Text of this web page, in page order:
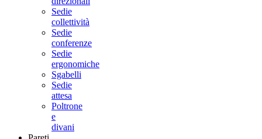
Sedie
collettività
Sedie
conferenze
Sedie
ergonomiche
Sgabelli
Sedie
attesa
Poltrone
e
divani